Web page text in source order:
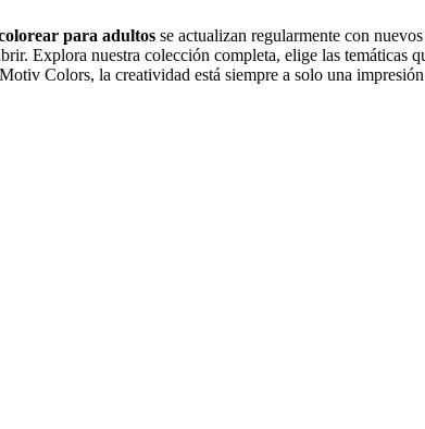
para adultosse actualizan regularmente con
Explora nuestra colección completa, elige las temáticas
Colors, la creatividad está siempre a solo una